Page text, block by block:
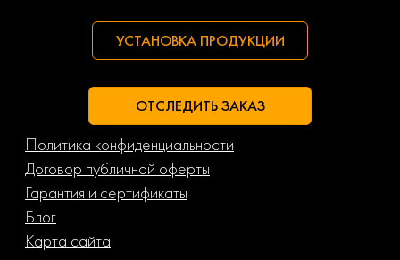
УСТАНОВКА ПРОДУКЦИИ
ОТСЛЕДИТЬ ЗАКАЗ
Политика конфиденциальности
Договор публичной оферты
Гарантия и сертификаты
Блог
Карта сайта